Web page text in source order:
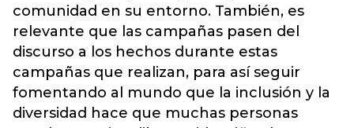
comunidad en su entorno. También, es
relevante que las campañas pasen del
discurso a los hechos durante estas
campañas que realizan, para así seguir
fomentando al mundo que la inclusión y la
diversidad hace que muchas personas